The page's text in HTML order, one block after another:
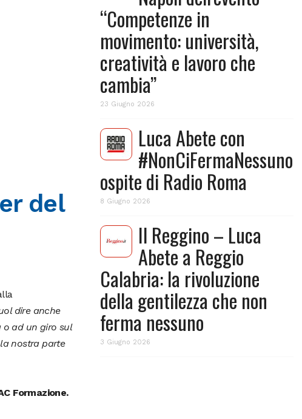
del
dire anche
ad un giro sul
nostra parte
Formazione.
“Competenze in
movimento: università,
creatività e lavoro che
cambia”
23 Giugno 2026
Luca Abete con
#NonCiFermaNessuno
ospite di Radio Roma
8 Giugno 2026
Il Reggino – Luca
Abete a Reggio
Calabria: la rivoluzione
della gentilezza che non
ferma nessuno
3 Giugno 2026